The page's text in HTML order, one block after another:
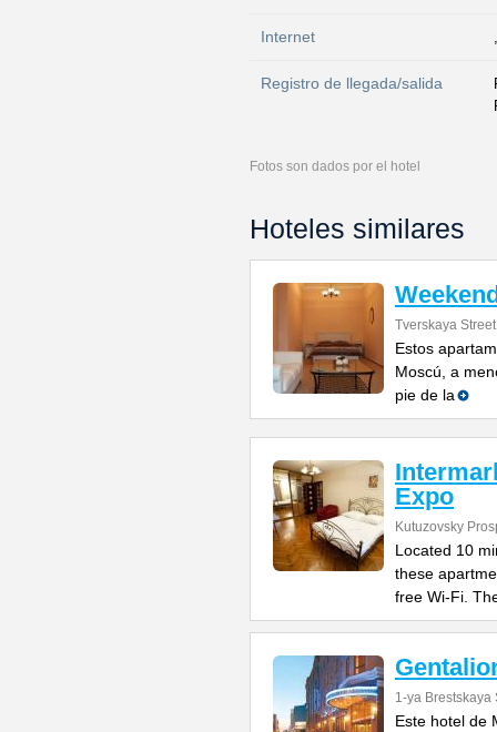
Internet
Registro de llegada/salida
Fotos son dados por el hotel
Hoteles similares
Tverskaya
Estos
Moscú, a
pie de la
Expo
Kutuzovsky
Located 10
these
free Wi-Fi.
1-ya Brestskaya
Este hotel de